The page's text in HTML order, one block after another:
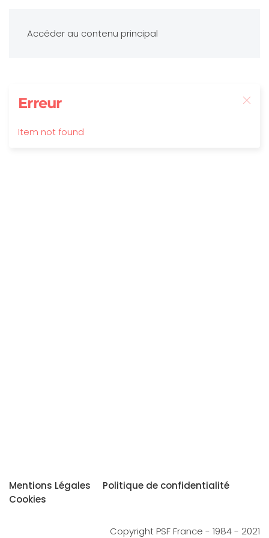
Accéder au contenu principal
Erreur
Item not found
Mentions Légales
Politique de confidentialité
Cookies
Copyright PSF France - 1984 - 2021